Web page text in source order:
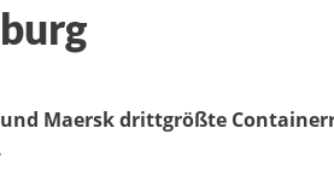
und Maersk drittgrößte